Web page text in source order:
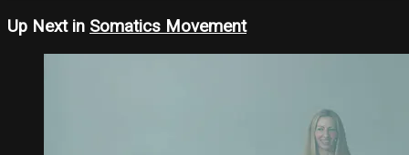
Up Next in Somatics Movement